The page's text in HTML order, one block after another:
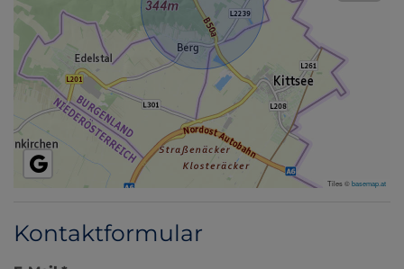
Tiles ©basemap.at
Kontaktformular